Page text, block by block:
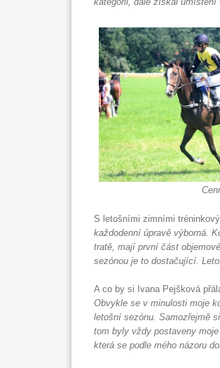
S letošními zimními
každodenní úpravě výborná.
tratě, mají první část
sezónou je to dostačující.
A co by si Ivana Pejšková
Obvykle se v minulosti moje
letošní sezónu. Samozřejmě
tom byly vždy postaveny
která se podle mého názoru